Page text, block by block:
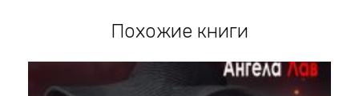
Похожие книги